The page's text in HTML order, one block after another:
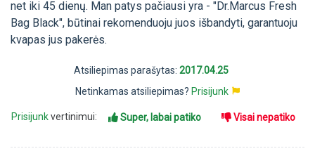
net iki 45 dienų. Man patys pačiausi yra - "Dr.Marcus Fresh
Bag Black", būtinai rekomenduoju juos išbandyti, garantuoju
kvapas jus pakerės.
Atsiliepimas parašytas: 2017.04.25
Netinkamas atsiliepimas? Prisijunk
Prisijunkvertinimui: Super, labai patiko Visai nepatiko